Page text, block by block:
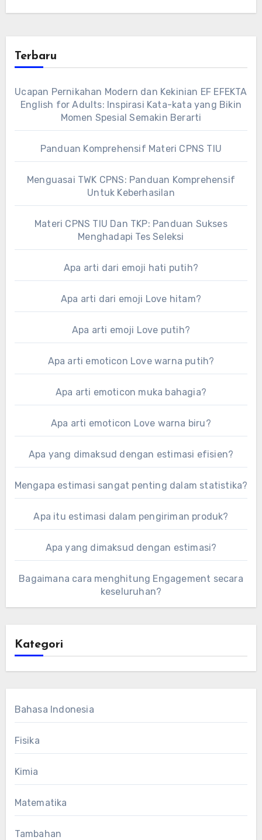
Terbaru
Ucapan Pernikahan Modern dan Kekinian EF EFEKTA
English for Adults: Inspirasi Kata-kata yang Bikin
Momen Spesial Semakin Berarti
Panduan Komprehensif Materi CPNS TIU
Menguasai TWK CPNS: Panduan Komprehensif
Untuk Keberhasilan
Materi CPNS TIU Dan TKP: Panduan Sukses
Menghadapi Tes Seleksi
Apa arti dari emoji hati putih?
Apa arti dari emoji Love hitam?
Apa arti emoji Love putih?
Apa arti emoticon Love warna putih?
Apa arti emoticon muka bahagia?
Apa arti emoticon Love warna biru?
Apa yang dimaksud dengan estimasi efisien?
Mengapa estimasi sangat penting dalam statistika?
Apa itu estimasi dalam pengiriman produk?
Apa yang dimaksud dengan estimasi?
Bagaimana cara menghitung Engagement secara
keseluruhan?
Kategori
Bahasa Indonesia
Fisika
Kimia
Matematika
Tambahan